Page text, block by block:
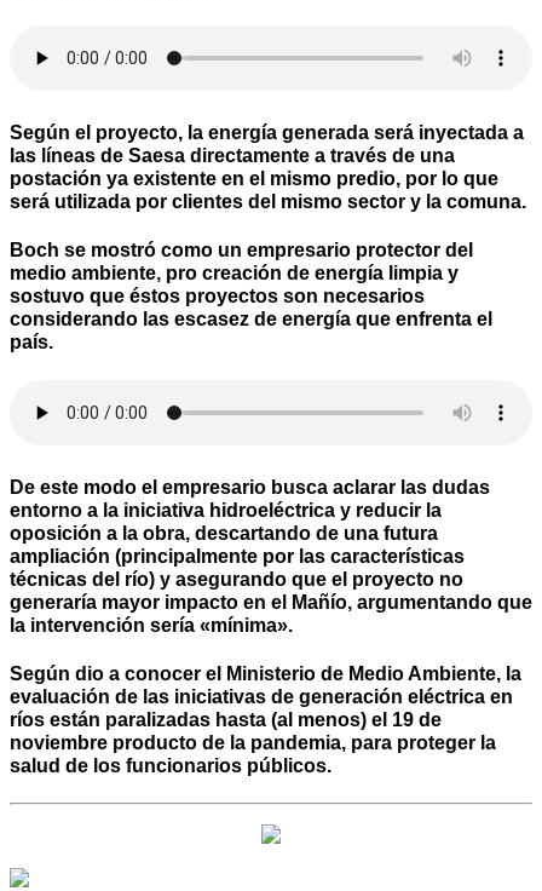
Según el proyecto, la energía generada será inyectada a
las líneas de Saesa directamente a través de una
postación ya existente en el mismo predio, por lo que
será utilizada por clientes del mismo sector y la comuna.
Boch se mostró como un empresario protector del
medio ambiente, pro creación de energía limpia y
sostuvo que éstos proyectos son necesarios
considerando las escasez de energía que enfrenta el
país.
De este modo el empresario busca aclarar las dudas
entorno a la iniciativa hidroeléctrica y reducir la
oposición a la obra, descartando de una futura
ampliación (principalmente por las características
técnicas del río) y asegurando que el proyecto no
generaría mayor impacto en el Mañío, argumentando que
la intervención sería «mínima».
Según dio a conocer el Ministerio de Medio Ambiente, la
evaluación de las iniciativas de generación eléctrica en
ríos están paralizadas hasta (al menos) el 19 de
noviembre producto de la pandemia, para proteger la
salud de los funcionarios públicos.